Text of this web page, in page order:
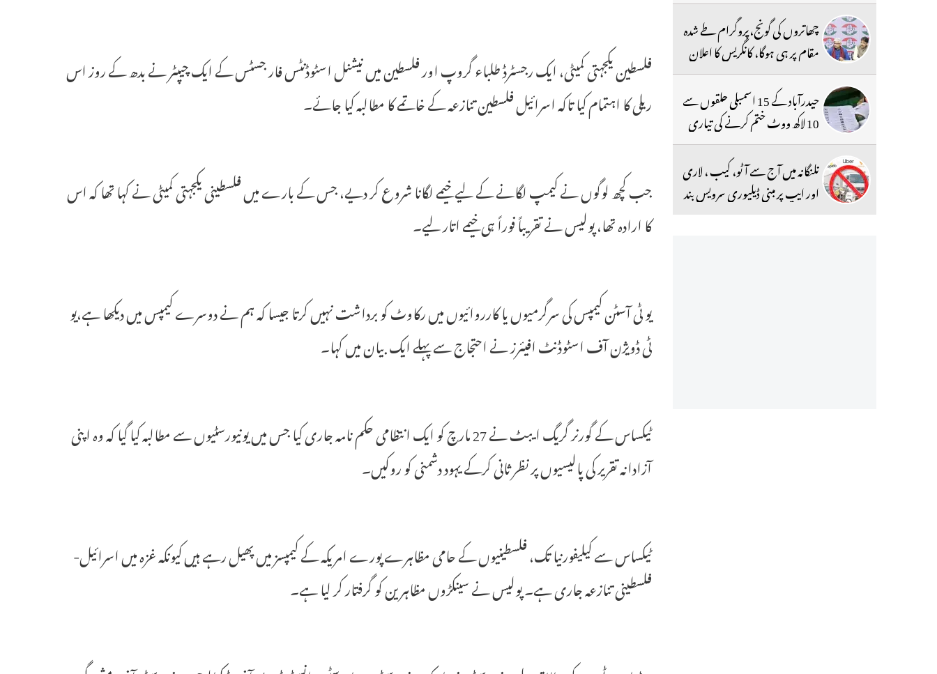
فلسطین یکجہتی کمیٹی، ایک رجسٹرڈ طلباء گروپ اور فلسطین میں نیشنل اسٹوڈنٹس فار جسٹس کے ایک چیپٹر نے بدھ کے روز اس
ریلی کا اہتمام کیا تاکہ اسرائیل فلسطین تنازعہ کے خاتمے کا مطالبہ کیا جائے۔
جب کچھ لوگوں نے کیمپ لگانے کے لیے خیمے لگانا شروع کر دیے، جس کے بارے میں فلسطینی یکجہتی کمیٹی نے کہا تھا کہ اس
کا ارادہ تھا، پولیس نے تقریباً فوراً ہی خیمے اتار لیے۔
یو ٹی آسٹن کیمپس کی سرگرمیوں یا کارروائیوں میں رکاوٹ کو برداشت نہیں کرتا جیسا کہ ہم نے دوسرے کیمپس میں دیکھا ہے،یو
ٹی ڈویژن آف اسٹوڈنٹ افیئرز نے احتجاج سے پہلے ایک بیان میں کہا۔
ٹیکساس کے گورنر گریگ ایبٹ نے 27 مارچ کو ایک انتظامی حکم نامہ جاری کیا جس میں یونیورسٹیوں سے مطالبہ کیا گیا کہ وہ اپنی
آزادانہ تقریر کی پالیسیوں پر نظر ثانی کرکے یہود دشمنی کو روکیں۔
ٹیکساس سے کیلیفورنیا تک، فلسطینیوں کے حامی مظاہرے پورے امریکہ کے کیمپسز میں پھیل رہے ہیں کیونکہ غزہ میں اسرائیل-
فلسطینی تنازعہ جاری ہے۔ پولیس نے سینکڑوں مظاہرین کو گرفتار کر لیا ہے۔
چھاتروں کی گونج،پروگرام طے شدہ
مقام پر ہی ہوگا، کانگریس کا اعلان
حیدرآباد کے 15 اسمبلی حلقوں سے
10 لاکھ ووٹ ختم کرنے کی تیاری
تلنگانہ میں آج سے آٹو، کیب ، لاری
اور ایپ پر مبنی ڈیلیوری سرویس بند